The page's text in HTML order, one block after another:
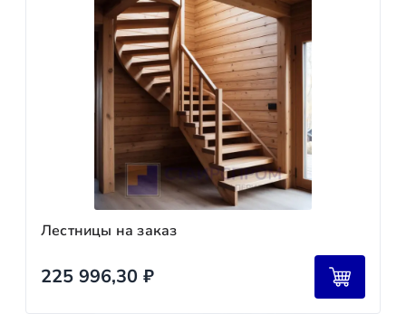
Лестницы на заказ
225 996,30 ₽